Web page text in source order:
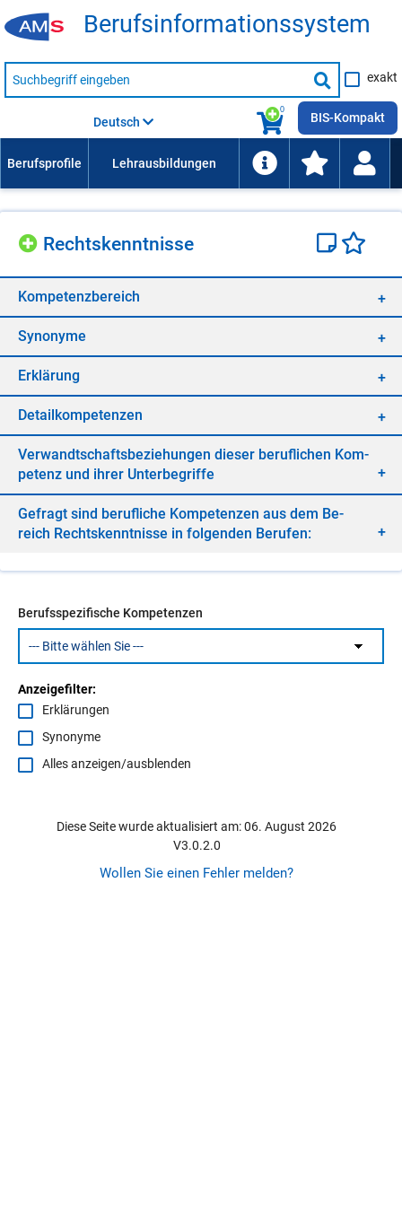
Be­rufs­in­for­ma­ti­ons­sys­tem
Suche
nach
Suche
starten
exakt
0
Deutsch BIS-Kompakt
Rechts­kennt­nis­se
Kom­pe­tenz­be­reich
Syn­ony­me
Er­klä­rung
De­tail­kom­pe­ten­zen
Ver­wandt­schafts­be­zie­hun­gen die­ser be­ruf­li­chen Kom­
pe­tenz und ih­rer Un­ter­be­grif­fe
Ge­fragt sind be­ruf­li­che Kom­pe­ten­zen aus dem Be­
reich Rechts­kennt­nis­se in fol­gen­den Be­ru­fen:
Berufsspezifische Kompetenzen
Anzeigefilter:
Erklärungen
Synonyme
Alles anzeigen/ausblenden
Diese Seite wurde aktualisiert am: 06. August 2026
V3.0.2.0
Wollen Sie einen Fehler melden?